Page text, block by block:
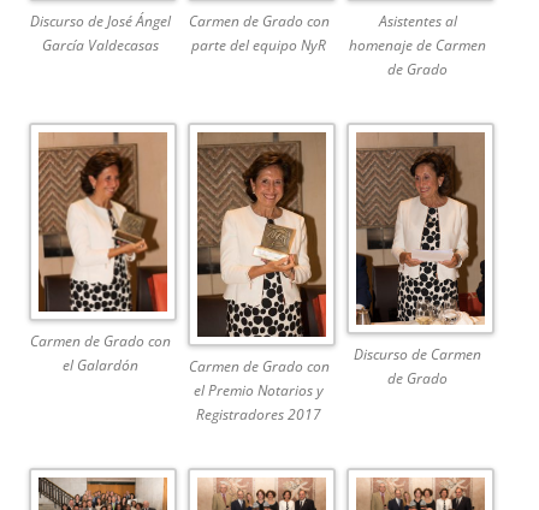
Discurso de José Ángel
García Valdecasas
Carmen de Grado con
parte del equipo NyR
Asistentes al
homenaje de Carmen
de Grado
Carmen de Grado con
el Galardón
Carmen de Grado con
el Premio Notarios y
Registradores 2017
Discurso de Carmen
de Grado